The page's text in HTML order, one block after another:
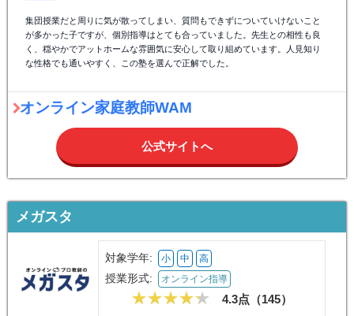
集団授業だと周りに気が散ってしまい、質問もできずについていけないこと
が多かった子ですが、個別指導はとても合っていました。先生との相性も良
く、穏やかでアットホームな雰囲気に安心して取り組めています。人見知り
な性格でも通いやすく、この塾を選んで正解でした。
オンライン家庭教師WAM
公式サイトへ
メガスタ
対象学年: 小 中 高
授業形式: オンライン指導
4.3点（145）